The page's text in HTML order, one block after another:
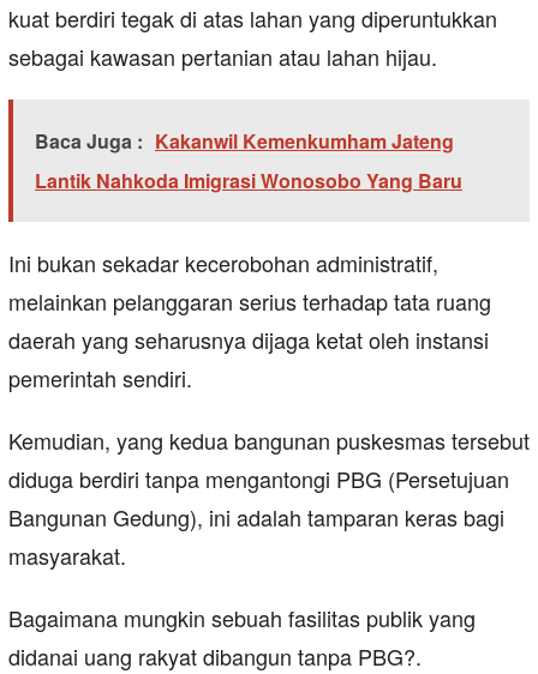
kuat berdiri tegak di atas lahan yang diperuntukkan
sebagai kawasan pertanian atau lahan hijau.
Baca Juga : Kakanwil Kemenkumham Jateng
Lantik Nahkoda Imigrasi Wonosobo Yang Baru
Ini bukan sekadar kecerobohan administratif,
melainkan pelanggaran serius terhadap tata ruang
daerah yang seharusnya dijaga ketat oleh instansi
pemerintah sendiri.
Kemudian, yang kedua bangunan puskesmas tersebut
diduga berdiri tanpa mengantongi PBG (Persetujuan
Bangunan Gedung), ini adalah tamparan keras bagi
masyarakat.
Bagaimana mungkin sebuah fasilitas publik yang
didanai uang rakyat dibangun tanpa PBG?.